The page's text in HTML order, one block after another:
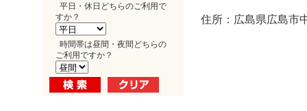
平日・休日どちらのご利用で
すか？
時間帯は昼間・夜間どちらの
ご利用ですか？
住所：広島県広島市